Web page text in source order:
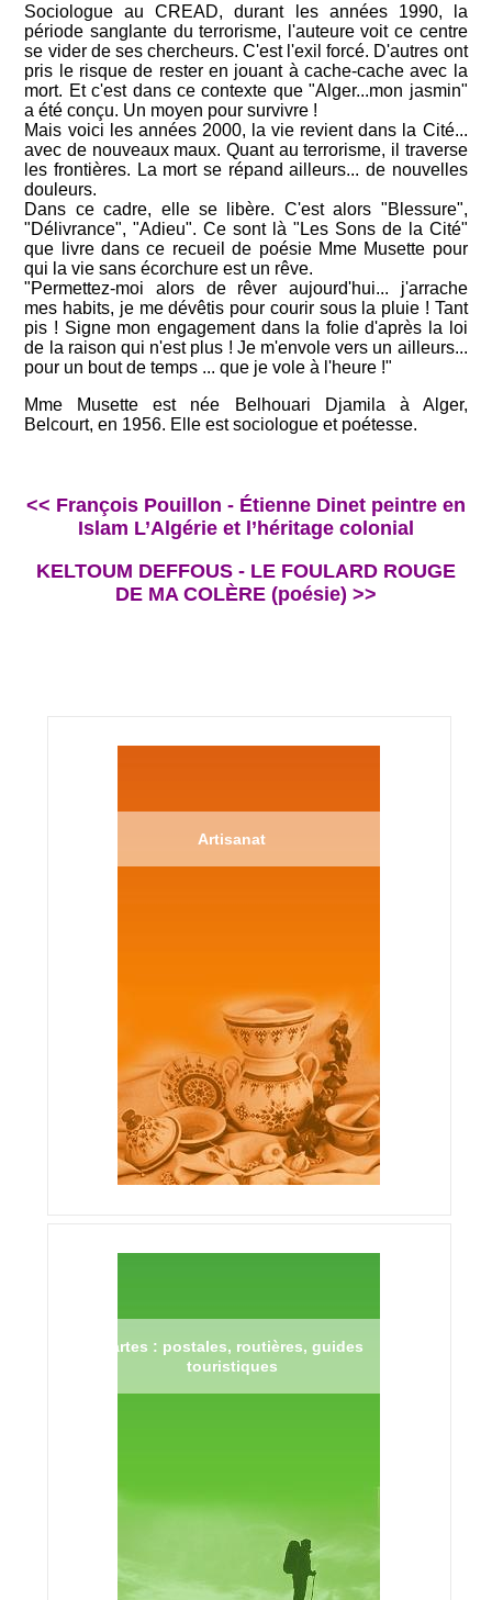
Sociologue au CREAD, durant les années 1990, la
période sanglante du terrorisme, l'auteure voit ce centre
se vider de ses chercheurs. C'est l'exil forcé. D'autres ont
pris le risque de rester en jouant à cache-cache avec la
mort. Et c'est dans ce contexte que "Alger...mon jasmin"
a été conçu. Un moyen pour survivre !
Mais voici les années 2000, la vie revient dans la Cité...
avec de nouveaux maux. Quant au terrorisme, il traverse
les frontières. La mort se répand ailleurs... de nouvelles
douleurs.
Dans ce cadre, elle se libère. C'est alors "Blessure",
"Délivrance", "Adieu". Ce sont là "Les Sons de la Cité"
que livre dans ce recueil de poésie Mme Musette pour
qui la vie sans écorchure est un rêve.
"Permettez-moi alors de rêver aujourd'hui... j'arrache
mes habits, je me dévêtis pour courir sous la pluie ! Tant
pis ! Signe mon engagement dans la folie d'après la loi
de la raison qui n'est plus ! Je m'envole vers un ailleurs...
pour un bout de temps ... que je vole à l'heure !"
Mme Musette est née Belhouari Djamila à Alger,
Belcourt, en 1956. Elle est sociologue et poétesse.
<< François Pouillon - Étienne Dinet peintre en
Islam L’Algérie et l’héritage colonial
KELTOUM DEFFOUS - LE FOULARD ROUGE
DE MA COLÈRE (poésie) >>
Artisanat
Cartes : postales, routières, guides
touristiques